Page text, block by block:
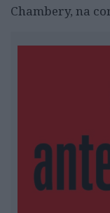
Chambery, na